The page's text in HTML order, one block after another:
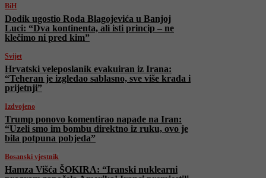
BiH
Dodik ugostio Roda Blagojevića u Banjoj
Luci: “Dva kontinenta, ali isti princip – ne
klečimo ni pred kim”
Svijet
Hrvatski veleposlanik evakuiran iz Irana:
“Teheran je izgledao sablasno, sve više krađa i
prijetnji”
Izdvojeno
Trump ponovo komentirao napade na Iran:
“Uzeli smo im bombu direktno iz ruku, ovo je
bila potpuna pobjeda”
Bosanski vjestnik
Hamza Višća ŠOKIRA: “Iranski nuklearni